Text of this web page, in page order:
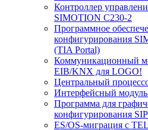
Контроллер
SIMOTION C230-2
Программное
конфигурирования
(TIA Portal)
Коммуникационный
EIB/KNX для LOGO!
Центральный
Интерфейсный
Программа для
конфигурирования
ES/OS-миграция с